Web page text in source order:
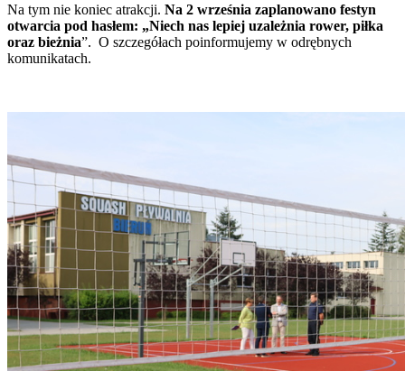
Na tym nie koniec atrakcji. Na 2 września zaplanowano festyn
otwarcia pod hasłem: „Niech nas lepiej uzależnia rower, piłka
oraz bieżnia”. O szczegółach poinformujemy w odrębnych
komunikatach.